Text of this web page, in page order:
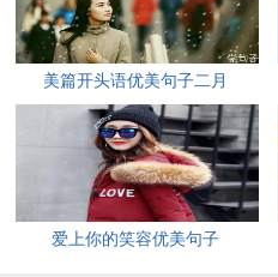
大大小小的石头，形态各异，也
丘，构成一幅奇妙的景观，大自
4. 曲曲弯弯的石径一直通往树
杏花，白的梨花满山遍野，早
5. 山风吹动晨雾，像一条条白缎
美篇开头语优美句子二月
爱上你的笑容优美句子